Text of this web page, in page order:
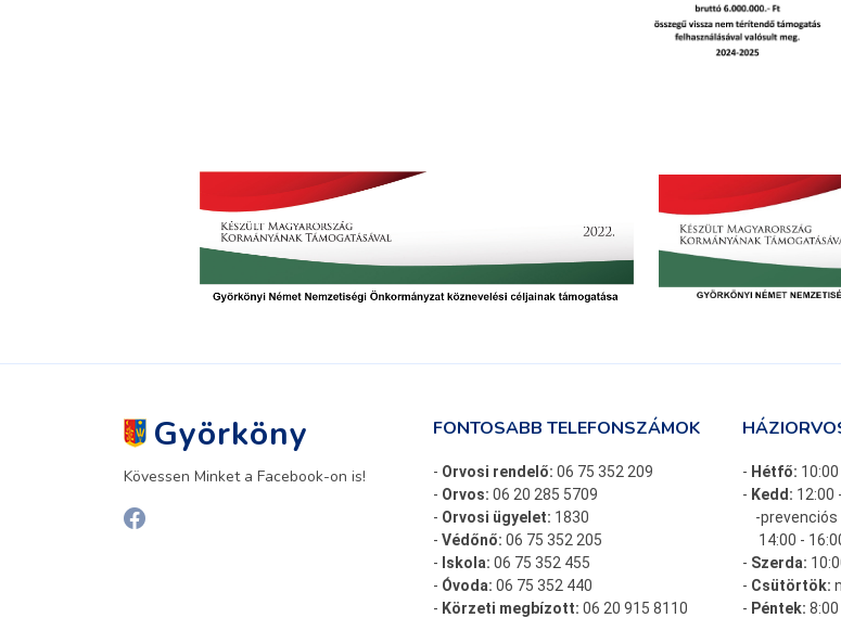
Györköny
Kövessen Minket a Facebook-on is!
FONTOSABB TELEFONSZÁMOK
- Orvosi rendelő: 06 75 352 209
- Orvos: 06 20 285 5709
- Orvosi ügyelet: 1830
- Védőnő: 06 75 352 205
- Iskola: 06 75 352 455
- Óvoda: 06 75 352 440
- Körzeti megbízott: 06 20 915 8110
- Hétfő:
- Kedd: 12:00
-prevenciós
14:00 -
- Szerda:
- Csütörtök:
- Péntek: